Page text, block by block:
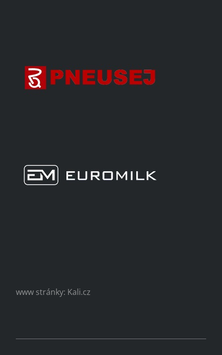
www stránky: Kali.cz